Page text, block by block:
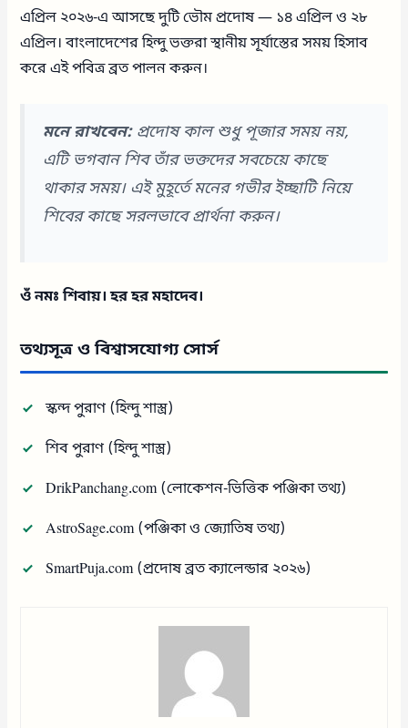
এপ্রিল ২০২৬-এ আসছে দুটি ভৌম প্রদোষ — ১৪ এপ্রিল ও ২৮
এপ্রিল। বাংলাদেশের হিন্দু ভক্তরা স্থানীয় সূর্যাস্তের সময় হিসাব
করে এই পবিত্র ব্রত পালন করুন।
মনে রাখবেন:প্রদোষ কাল শুধু পূজার সময় নয়,
এটি ভগবান শিব তাঁর ভক্তদের সবচেয়ে কাছে
থাকার সময়। এই মুহূর্তে মনের গভীর ইচ্ছাটি নিয়ে
শিবের কাছে সরলভাবে প্রার্থনা করুন।
ওঁ নমঃ শিবায়। হর হর মহাদেব।
তথ্যসূত্র ও বিশ্বাসযোগ্য সোর্স
স্কন্দ পুরাণ (হিন্দু শাস্ত্র)
শিব পুরাণ (হিন্দু শাস্ত্র)
DrikPanchang.com (লোকেশন-ভিত্তিক পঞ্জিকা তথ্য)
AstroSage.com (পঞ্জিকা ও জ্যোতিষ তথ্য)
SmartPuja.com (প্রদোষ ব্রত ক্যালেন্ডার ২০২৬)